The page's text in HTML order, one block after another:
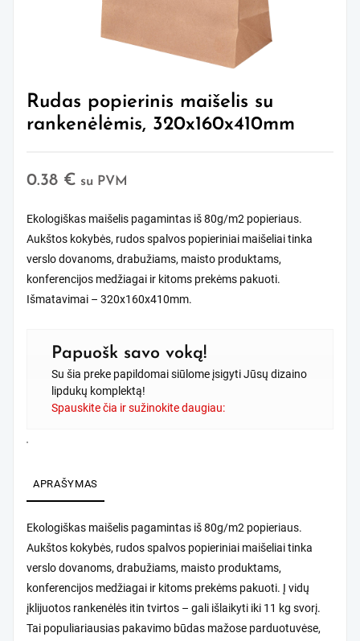
Rudas popierinis maišelis su
rankenėlėmis, 320x160x410mm
0.38 € su PVM
Ekologiškas maišelis pagamintas iš 80g/m2 popieriaus.
Aukštos kokybės, rudos spalvos popieriniai maišeliai tinka
verslo dovanoms, drabužiams, maisto produktams,
konferencijos medžiagai ir kitoms prekėms pakuoti.
Išmatavimai – 320x160x410mm.
Papuošk savo voką!
Su šia preke papildomai siūlome įsigyti Jūsų dizaino
lipdukų komplektą!
Spauskite čia ir sužinokite daugiau:
APRAŠYMAS
Ekologiškas maišelis pagamintas iš 80g/m2 popieriaus.
Aukštos kokybės, rudos spalvos popieriniai maišeliai tinka
verslo dovanoms, drabužiams, maisto produktams,
konferencijos medžiagai ir kitoms prekėms pakuoti. Į vidų
įklijuotos rankenėlės itin tvirtos – gali išlaikyti iki 11 kg svorį.
Tai populiariausias pakavimo būdas mažose parduotuvėse,